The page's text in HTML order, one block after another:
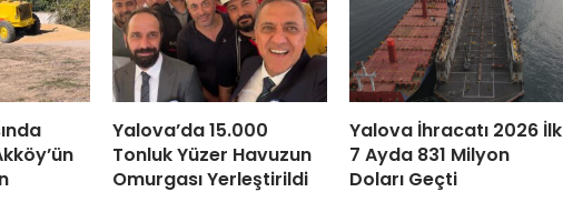
Yalova’da 15.000
Tonluk Yüzer Havuzun
Omurgası Yerleştirildi
Yalova İhracatı 2026 İlk
7 Ayda 831 Milyon
Doları Geçti